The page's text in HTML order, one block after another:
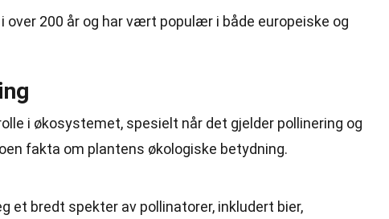
over 200 år og har vært populær i både europeiske og
i økosystemet, spesielt når det gjelder pollinering og
fakta om plantens økologiske betydning.
et bredt spekter av pollinatorer, inkludert bier,